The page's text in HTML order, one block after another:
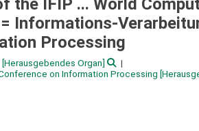
IFIP ... World
Informations-
Processing
[Herausgebendes Organ]
on Information Processing